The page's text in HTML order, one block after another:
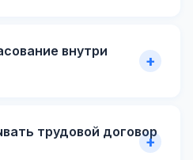
внутри
трудовой договор